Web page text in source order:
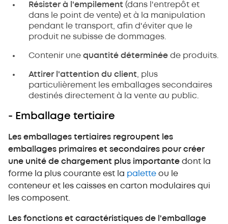
Résister à l'empilement (dans l'entrepôt et
dans le point de vente) et à la manipulation
pendant le transport, afin d'éviter que le
produit ne subisse de dommages.
Contenir une quantité déterminée de produits.
Attirer l'attention du client , plus
particulièrement les emballages secondaires
destinés directement à la vente au public.
- Emballage tertiaire
Les emballages tertiaires regroupent les
emballages primaires et secondaires pour créer
une unité de chargement plus importante dont la
forme la plus courante est la palette ou le
conteneur et les caisses en carton modulaires qui
les composent.
Les fonctions et caractéristiques de l'emballage